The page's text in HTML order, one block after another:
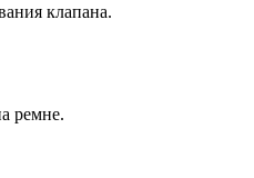
клапана.
ремне.